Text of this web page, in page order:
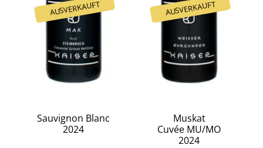
Sauvignon Blanc
2024
Muskat
Cuvée MU/MO
2024